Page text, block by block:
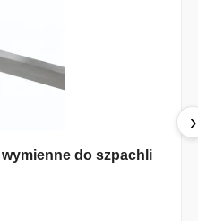
do szpachli
›